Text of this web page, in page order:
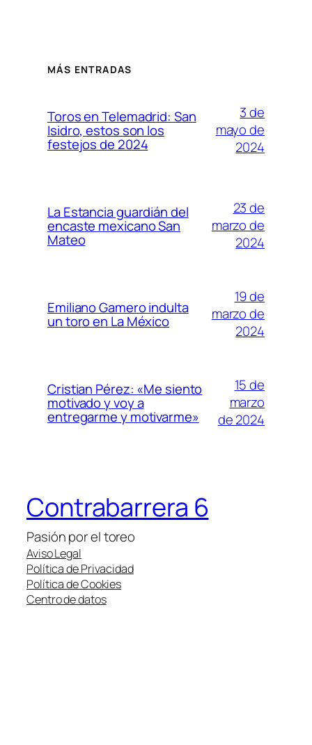
MÁS ENTRADAS
Toros en Telemadrid: San
Isidro, estos son los
festejos de 2024
3 de
mayo de
2024
La Estancia guardián del
encaste mexicano San
Mateo
23 de
marzo de
2024
Emiliano Gamero indulta
un toro en La México
19 de
marzo de
2024
Cristian Pérez: «Me siento
motivado y voy a
entregarme y motivarme»
15 de
marzo
de 2024
Contrabarrera 6
Pasión por el toreo
Aviso Legal
Política de Privacidad
Política de Cookies
Centro de datos